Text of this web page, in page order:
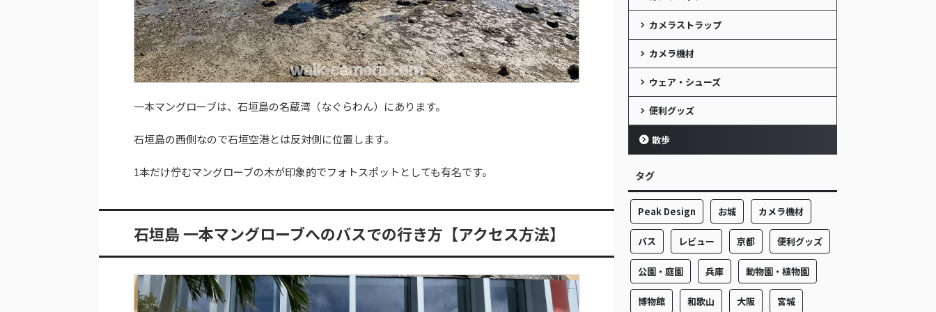
一本マングローブは、石垣島の名蔵湾（なぐらわん）にあります。
石垣島の西側なので石垣空港とは反対側に位置します。
1本だけ佇むマングローブの木が印象的でフォトスポットとしても有名です。
石垣島 一本マングローブへのバスでの行き方【アクセス方法】
カメラストラップ
カメラ機材
ウェア・シューズ
便利グッズ
散歩
タグ
Peak Design お城 カメラ機材
バス レビュー 京都 便利グッズ
公園・庭園 兵庫 動物園・植物園
博物館 和歌山 大阪 宮城